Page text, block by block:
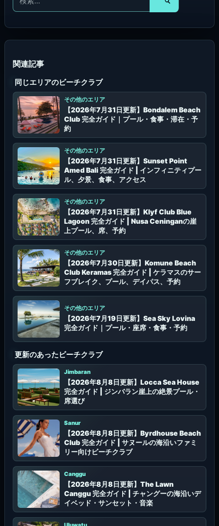
対
同じエリアのビーチクラブ
その他のエリア
【2026年7月31日更新】Bondalem Beach
Club 完全ガイド｜プール・食事・滞在・予
約
その他のエリア
【2026年7月31日更新】Sunset Point
Amed Bali 完全ガイド | インフィニティプー
ル、夕景、食事、アクセス
その他のエリア
【2026年7月31日更新】Klyf Club Blue
Lagoon 完全ガイド | Nusa Ceninganの崖
上プール、席、予約
その他のエリア
【2026年7月30日更新】Komune Beach
Club Keramas 完全ガイド | ケラマスのサー
フブレイク、プール、デイパス、予約
その他のエリア
【2026年7月19日更新】Sea Sky Lovina
完全ガイド｜プール・座席・食事・予約
更新のあったビーチクラブ
Jimbaran
【2026年8月8日更新】Locca Sea House
完全ガイド | ジンバラン崖上の絶景プール・
席選び
Sanur
【2026年8月8日更新】Byrdhouse Beach
Club 完全ガイド | サヌールの海沿いファミ
リー向けビーチクラブ
Canggu
【2026年8月8日更新】The Lawn
Canggu 完全ガイド | チャングーの海沿いデ
イベッド・サンセット・音楽